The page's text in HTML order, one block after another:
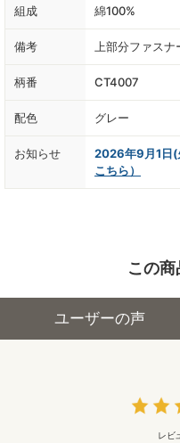
組成 綿100%
備考 上部分ファスナ
柄番 CT4007
配色 グレー
お知らせ 2026年9月1日
こちら）
この
ユーザーの声
レビ